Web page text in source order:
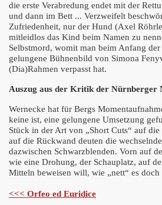
die erste Verabredung endet mit der
und dann im Bett ... Verzweifelt
Zufriedenheit, nur der Hund (Axel
mitleidlos das Kind beim Namen zu
Selbstmord, womit man beim Anfang
gelungene Bühnenbild von Simona
(Dia)Rahmen verpasst hat.
Auszug aus der Kritik der Nürnberger
Wernecke hat für Bergs
keine ist, eine gelungene Umsetzung
Stück in der Art von „Short Cuts“ auf
auf die Rückwand deuten die
dazwischen Schwarzblenden. Vorn auf
wie eine Drohung, der Schauplatz, auf
Mitteln beweisen will, wie „nett“ es doch
<<< Orfeo ed Euridice